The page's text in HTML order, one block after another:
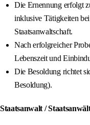
Die Ernennung erfolgt
inklusive Tätigkeiten
Staatsanwaltschaft.
Nach erfolgreicher
Lebenszeit und
Die Besoldung richtet
Besoldung).
Staatsanwalt /